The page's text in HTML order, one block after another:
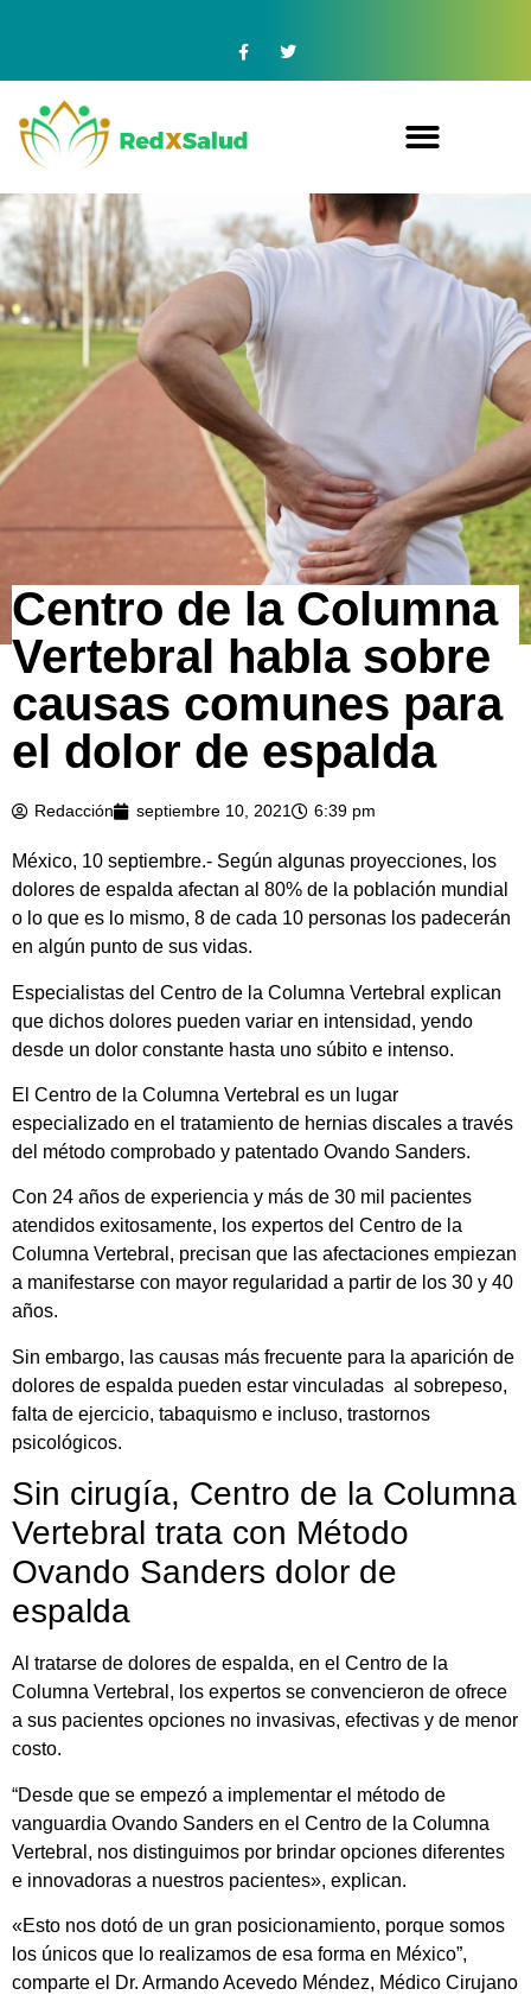
Centro de la Columna
Vertebral habla sobre
causas comunes para
el dolor de espalda
Redacción septiembre 10, 2021 6:39 pm
México, 10 septiembre.- Según algunas proyecciones, los
dolores de espalda afectan al 80% de la población mundial
o lo que es lo mismo, 8 de cada 10 personas los padecerán
en algún punto de sus vidas.
Especialistas del Centro de la Columna Vertebral explican
que dichos dolores pueden variar en intensidad, yendo
desde un dolor constante hasta uno súbito e intenso.
El Centro de la Columna Vertebral es un lugar
especializado en el tratamiento de hernias discales a través
del método comprobado y patentado Ovando Sanders.
Con 24 años de experiencia y más de 30 mil pacientes
atendidos exitosamente, los expertos del Centro de la
Columna Vertebral, precisan que las afectaciones empiezan
a manifestarse con mayor regularidad a partir de los 30 y 40
años.
Sin embargo, las causas más frecuente para la aparición de
dolores de espalda pueden estar vinculadas al sobrepeso,
falta de ejercicio, tabaquismo e incluso, trastornos
psicológicos.
Sin cirugía, Centro de la Columna
Vertebral trata con Método
Ovando Sanders dolor de
espalda
Al tratarse de dolores de espalda, en el Centro de la
Columna Vertebral, los expertos se convencieron de ofrece
a sus pacientes opciones no invasivas, efectivas y de menor
costo.
“Desde que se empezó a implementar el método de
vanguardia Ovando Sanders en el Centro de la Columna
Vertebral, nos distinguimos por brindar opciones diferentes
e innovadoras a nuestros pacientes», explican.
«Esto nos dotó de un gran posicionamiento, porque somos
los únicos que lo realizamos de esa forma en México”,
comparte el Dr. Armando Acevedo Méndez, Médico Cirujano